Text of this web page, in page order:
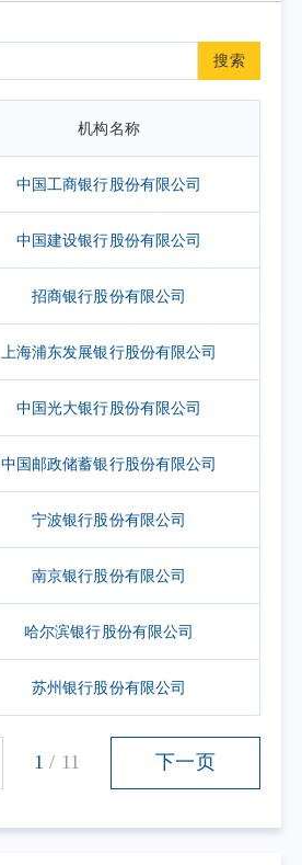
搜索
机构名称
中国工商银行股份有限公司
中国建设银行股份有限公司
招商银行股份有限公司
上海浦东发展银行股份有限公司
中国光大银行股份有限公司
中国邮政储蓄银行股份有限公司
宁波银行股份有限公司
南京银行股份有限公司
哈尔滨银行股份有限公司
苏州银行股份有限公司
1 / 11 下一页